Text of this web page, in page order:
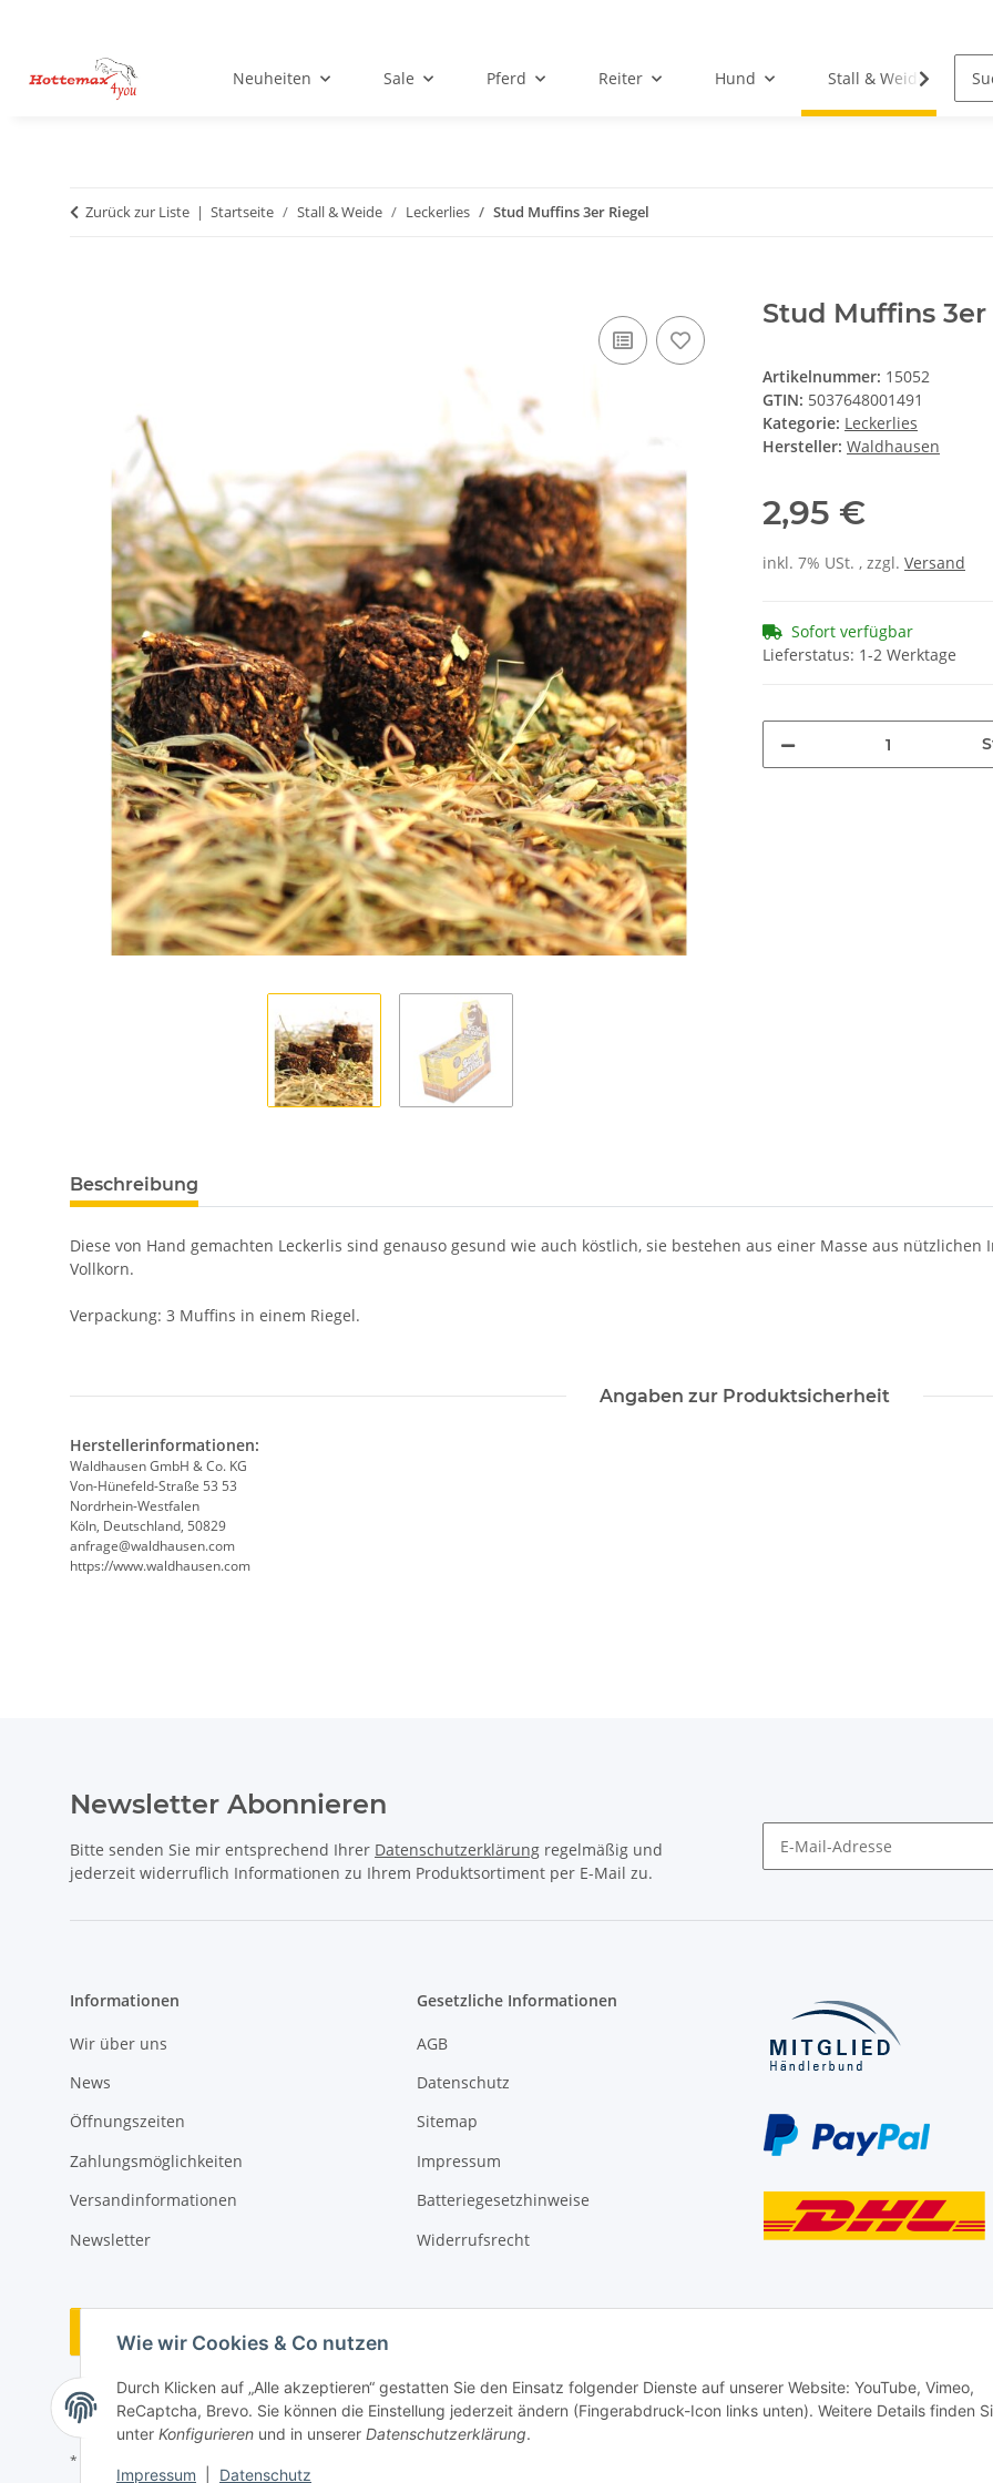
Wie wir Cookies & Co nutzen
Durch Klicken auf „Alle akzeptieren“ gestatten Sie den Einsatz folgender Dienste auf unserer Website: YouTube, Vimeo,
ReCaptcha, Brevo. Sie können die Einstellung jederzeit ändern (Fingerabdruck-Icon links unten). Weitere Details finden
unter Konfigurieren und in unserer Datenschutzerklärung.
Impressum Datenschutz
Neuheiten Sale Pferd Reiter Hund Stall & Weide
Zurück zur Liste Startseite Stall & Weide Leckerlies Stud Muffins 3er Riegel
Stud Muffins 3er
Artikelnummer: 15052
GTIN: 5037648001491
Kategorie: Leckerlies
Hersteller: Waldhausen
2,95 €
inkl. 7% USt. , zzgl. Versand
Sofort verfügbar
Lieferstatus: 1-2 Werktage
Beschreibung
Diese von Hand gemachten Leckerlis sind genauso gesund wie auch köstlich, sie bestehen aus einer Masse aus
Vollkorn.
Verpackung: 3 Muffins in einem Riegel.
Angaben zur Produktsicherheit
Herstellerinformationen:
Waldhausen GmbH & Co. KG
Von-Hünefeld-Straße 53 53
Nordrhein-Westfalen
Köln, Deutschland, 50829
anfrage@waldhausen.com
https://www.waldhausen.com
Newsletter Abonnieren
Bitte senden Sie mir entsprechend Ihrer Datenschutzerklärung regelmäßig und
jederzeit widerruflich Informationen zu Ihrem Produktsortiment per E-Mail zu.
Informationen
Wir über uns
News
Öffnungszeiten
Zahlungsmöglichkeiten
Versandinformationen
Newsletter
Gesetzliche Informationen
AGB
Datenschutz
Sitemap
Impressum
Batteriegesetzhinweise
Widerrufsrecht
Vertrag widerrufen
* Alle Preise inkl. gesetzlicher USt., zzgl.